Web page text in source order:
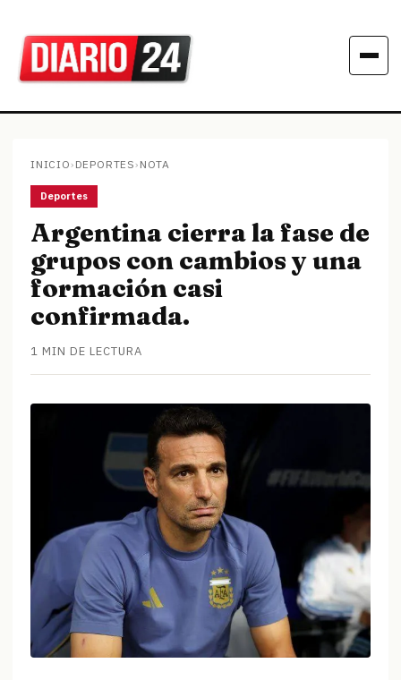
INICIO› DEPORTES› NOTA
Deportes
Argentina cierra la fase de
grupos con cambios y una
formación casi
confirmada.
1 MIN DE LECTURA